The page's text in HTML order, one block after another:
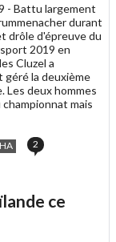
- Battu largement
durant
drôle d'épreuve du
2019 en
Cluzel a
géré la deuxième
Les deux hommes
mais
2
ce